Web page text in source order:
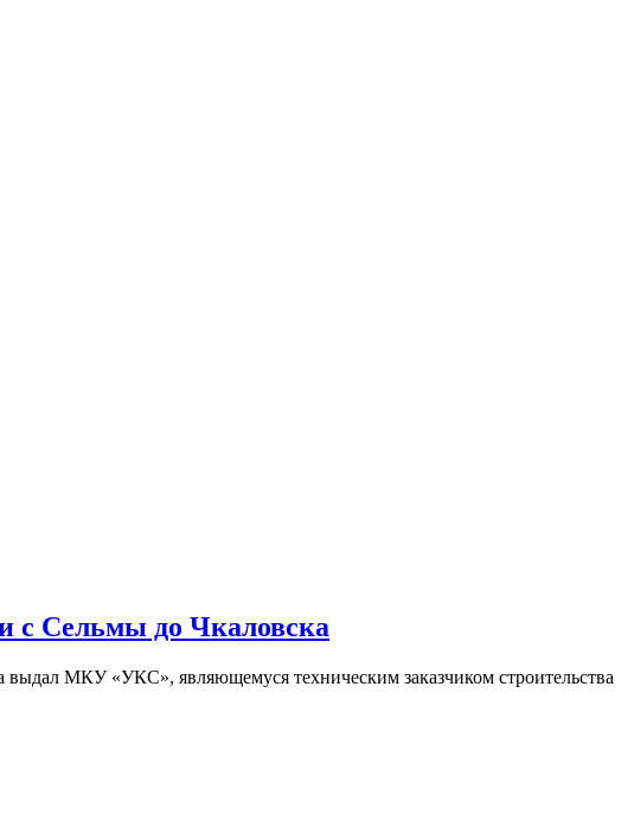
с Сельмы до Чкаловска
выдал МКУ «УКС», являющемуся техническим заказчиком строительства